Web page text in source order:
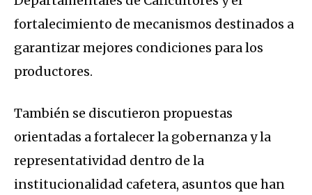
fortalecimiento de mecanismos destinados a
garantizar mejores condiciones para los
productores.
También se discutieron propuestas
orientadas a fortalecer la gobernanza y la
representatividad dentro de la
institucionalidad cafetera, asuntos que han